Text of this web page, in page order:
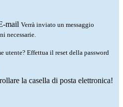
mail Verrà inviato un messaggio
necessarie.
utente? Effettua il reset della password
la casella di posta elettronica!